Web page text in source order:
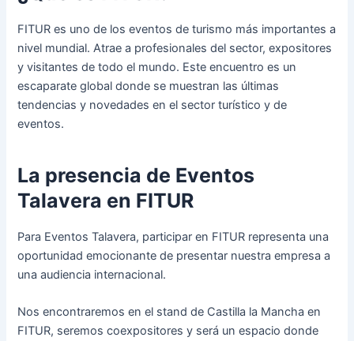
FITUR es uno de los eventos de turismo más importantes a
nivel mundial. Atrae a profesionales del sector, expositores
y visitantes de todo el mundo. Este encuentro es un
escaparate global donde se muestran las últimas
tendencias y novedades en el sector turístico y de
eventos.
La presencia de Eventos
Talavera en FITUR
Para Eventos Talavera, participar en FITUR representa una
oportunidad emocionante de presentar nuestra empresa a
una audiencia internacional.
Nos encontraremos en el stand de Castilla la Mancha en
FITUR, seremos coexpositores y será un espacio donde